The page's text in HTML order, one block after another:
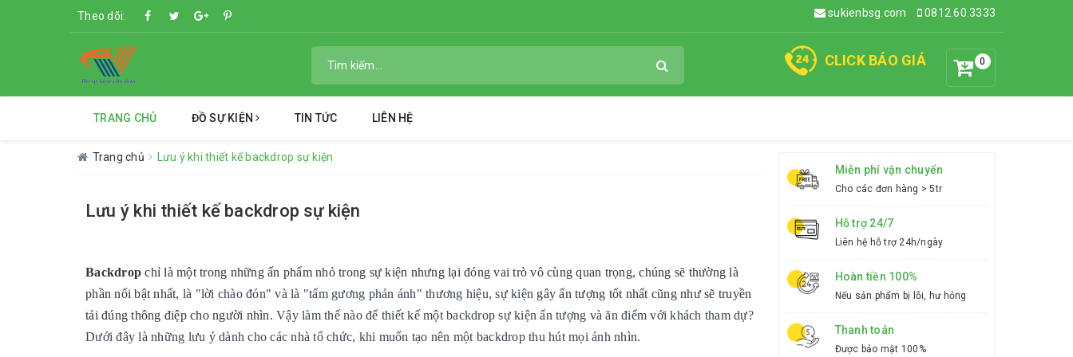
Theo dõi: sukienbsg.com 0812.60.3333
0
CLICK BÁO GIÁ
TRANG CHỦ ĐỒ SỰ KIỆN TIN TỨC LIÊN HỆ
Trang chủ Lưu ý khi thiết kế backdrop sự kiện
Lưu ý khi thiết kế backdrop sự kiện
Backdrop chỉ là một trong những ấn phẩm nhỏ trong sự kiện nhưng lại đóng vai trò vô cùng quan trọng, chúng sẽ thường là
phần nổi bật nhất, là "lời chào đón" và là "tấm gương phản ánh" thương hiệu, sự kiện gây ấn tượng tốt nhất cũng như sẽ truyền
tải đúng thông điệp cho người nhìn. Vậy làm thế nào để thiết kế một backdrop sự kiện ấn tượng và ăn điểm với khách tham dự?
Dưới đây là những lưu ý dành cho các nhà tổ chức, khi muốn tạo nên một backdrop thu hút mọi ánh nhìn.
Miễn phí vận chuyển
Cho các đơn hàng > 5tr
Hỗ trợ 24/7
Liên hệ hỗ trợ 24h/ngày
Hoàn tiền 100%
Nếu sản phẩm bị lỗi, hư hỏng
Thanh toán
Được bảo mật 100%